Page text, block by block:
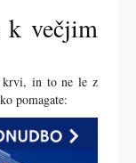
k večjim
krvi, in to ne le z
pomagate: